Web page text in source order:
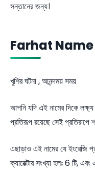
সন্তানের জন্য।
Farhat
খুশির ঘটনা , আনন্দময় সময়
আপনি যদি এই নামের দিকে লক্ষ্য
প্রতিরূপ রয়েছে সেই প্রতিরূপে
এছাড়াও এই নামের যে ইংরেজি
ক্যারেক্টার সংখ্যা হলঃ 6 টি,